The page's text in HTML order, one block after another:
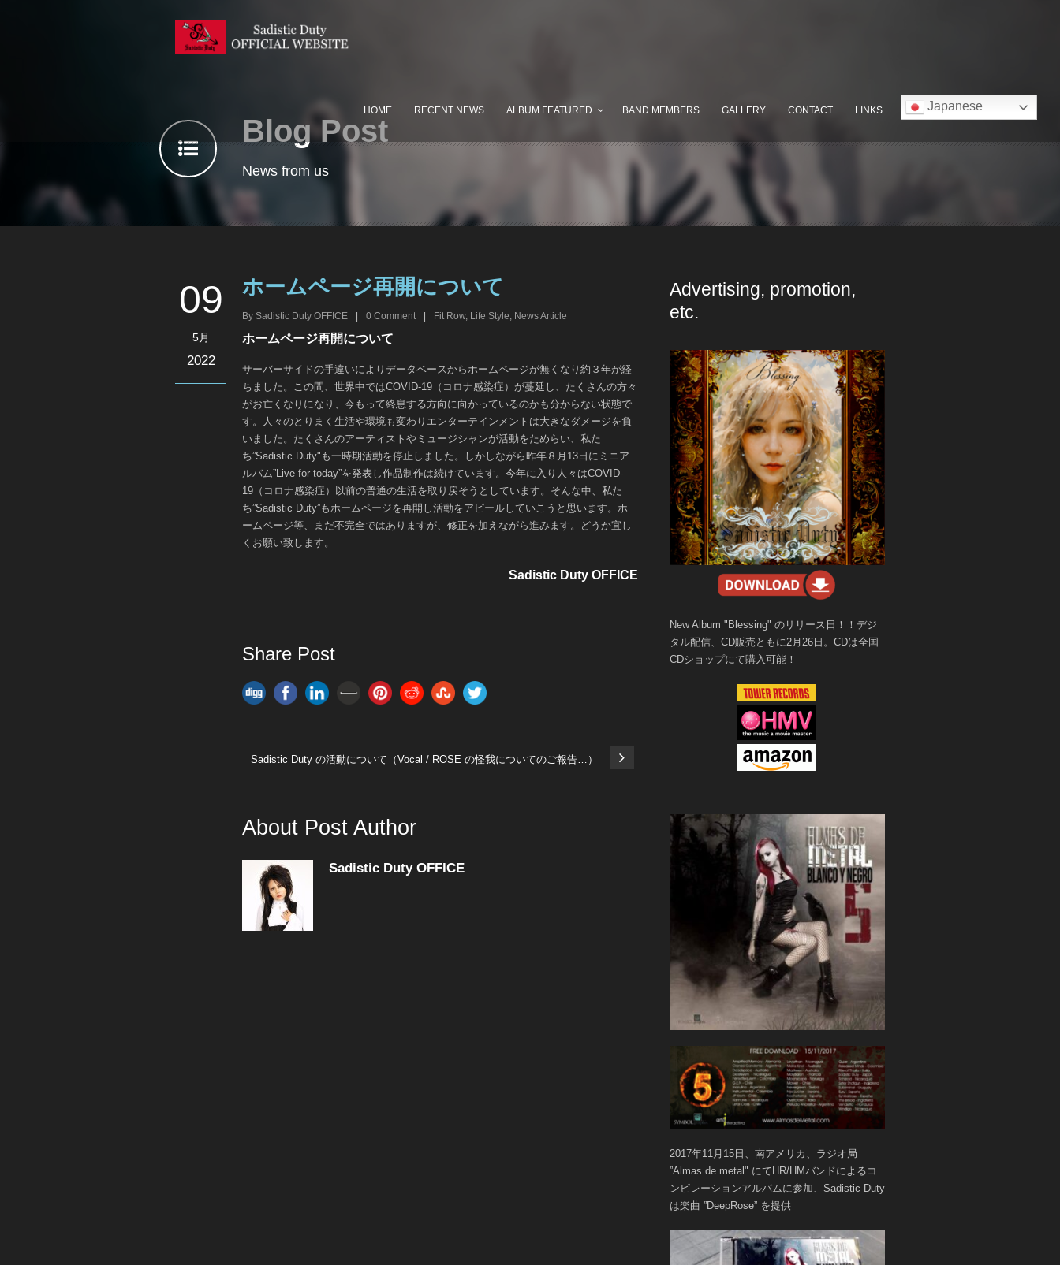
HOME RECENT NEWS ALBUM FEATURED BAND MEMBERS GALLERY CONTACT LINKS Japanese
Blog Post
News from us
09
5月
2022
ホームページ再開について
By Sadistic Duty OFFICE 0 Comment Fit Row, Life Style, News Article
ホームページ再開について
サーバーサイドの手違いによりデータベースからホームページが無くなり約３年が経
ちました。この間、世界中ではCOVID-19（コロナ感染症）が蔓延し、たくさんの方々
がお亡くなりになり、今もって終息する方向に向かっているのかも分からない状態で
す。人々のとりまく生活や環境も変わりエンターテインメントは大きなダメージを負
いました。たくさんのアーティストやミュージシャンが活動をためらい、私た
ち”Sadistic Duty"も一時期活動を停止しました。しかしながら昨年８月13日にミニア
ルバム”Live for today”を発表し作品制作は続けています。今年に入り人々はCOVID-
19（コロナ感染症）以前の普通の生活を取り戻そうとしています。そんな中、私た
ち”Sadistic Duty”もホームページを再開し活動をアピールしていこうと思います。ホ
ームページ等、まだ不完全ではありますが、修正を加えながら進みます。どうか宜し
くお願い致します。
Sadistic Duty OFFICE
Share Post
Sadistic Duty の活動について（Vocal / ROSE の怪我についてのご報告…）
About Post Author
Sadistic Duty OFFICE
Advertising, promotion,
etc.
New Album "Blessing" のリリース日！！デジ
タル配信、CD販売ともに2月26日。CDは全国
CDショップにて購入可能！
2017年11月15日、南アメリカ、ラジオ局
”Almas de metal" にてHR/HMバンドによるコ
ンピレーションアルバムに参加、Sadistic Duty
は楽曲 ”DeepRose” を提供